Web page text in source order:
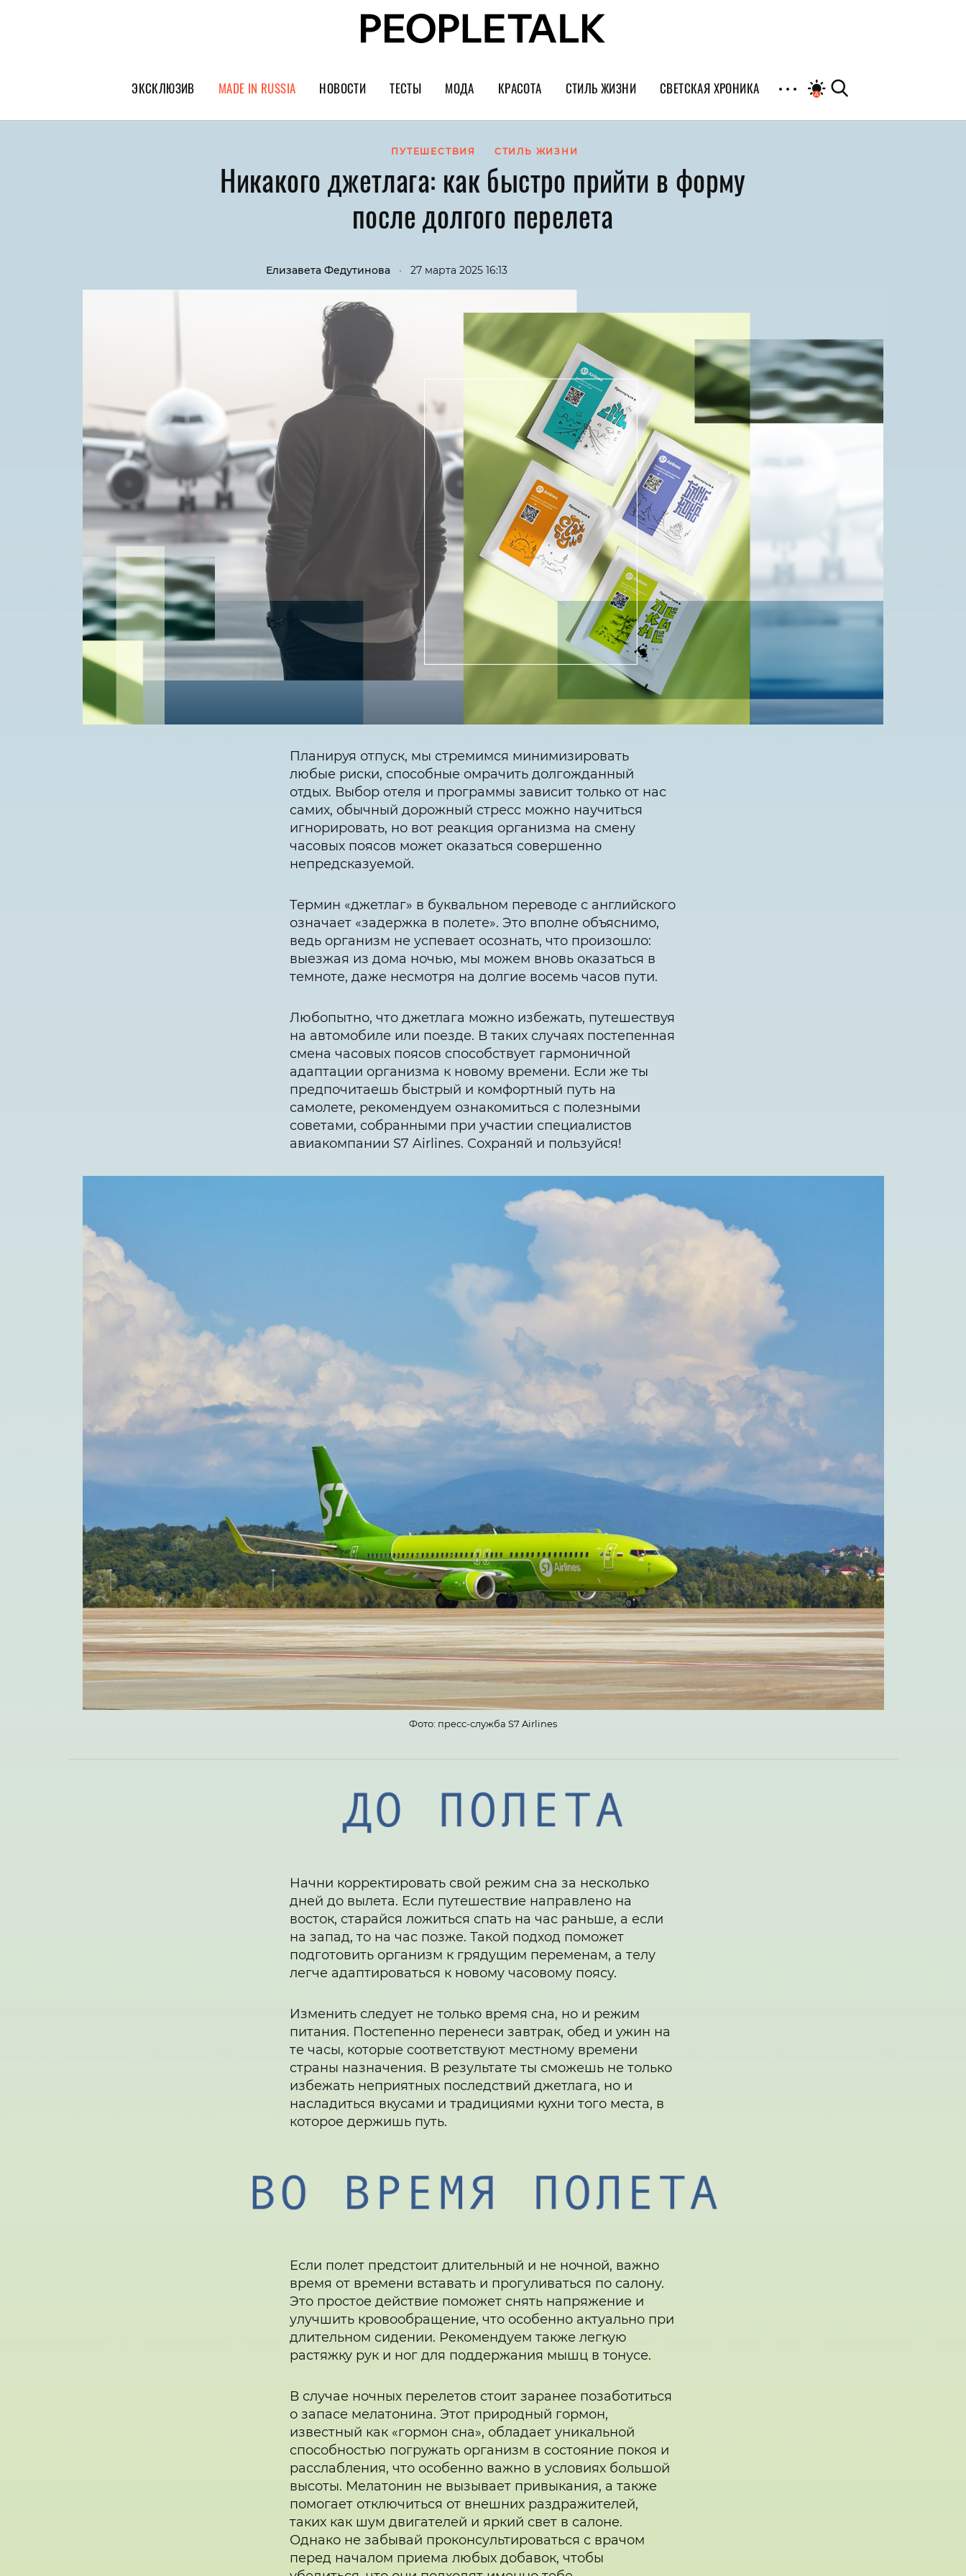
ЭКСКЛЮЗИВ
ГЕРОИ PEOPLETALK
MADE IN RUSSIA НОВОСТИ ТЕСТЫ МОДА
Тренды
Шопинг
Как носить
КРАСОТА
Уход за лицом
Волосы
Маникюр
Спорт
Пластика
СТИЛЬ ЖИЗНИ
Культура
Кино и сериалы
Еда и рестораны
Психология
Музыка
Дизайн
Гаджеты и авто
Мнение Редакции
СВЕТСКАЯ ХРОНИКА
ПУТЕШЕСТВИЯ СТИЛЬ ЖИЗНИ
Никакого джетлага: как быстро прийти в форму
после долгого перелета
Елизавета Федутинова • 27 марта 2025 16:13
Планируя отпуск, мы стремимся минимизировать
любые риски, способные омрачить долгожданный
отдых. Выбор отеля и программы зависит только от нас
самих, обычный дорожный стресс можно научиться
игнорировать, но вот реакция организма на смену
часовых поясов может оказаться совершенно
непредсказуемой.
Термин «джетлаг» в буквальном переводе с английского
означает «задержка в полете». Это вполне объяснимо,
ведь организм не успевает осознать, что произошло:
выезжая из дома ночью, мы можем вновь оказаться в
темноте, даже несмотря на долгие восемь часов пути.
Любопытно, что джетлага можно избежать, путешествуя
на автомобиле или поезде. В таких случаях постепенная
смена часовых поясов способствует гармоничной
адаптации организма к новому времени. Если же ты
предпочитаешь быстрый и комфортный путь на
самолете, рекомендуем ознакомиться с полезными
советами, собранными при участии специалистов
авиакомпании S7 Airlines. Сохраняй и пользуйся!
Фото: пресс-служба S7 Airlines
Начни корректировать свой режим сна за несколько
дней до вылета. Если путешествие направлено на
восток, старайся ложиться спать на час раньше, а если
на запад, то на час позже. Такой подход поможет
подготовить организм к грядущим переменам, а телу
легче адаптироваться к новому часовому поясу.
Изменить следует не только время сна, но и режим
питания. Постепенно перенеси завтрак, обед и ужин на
те часы, которые соответствуют местному времени
страны назначения. В результате ты сможешь не только
избежать неприятных последствий джетлага, но и
насладиться вкусами и традициями кухни того места, в
которое держишь путь.
Если полет предстоит длительный и не ночной, важно
время от времени вставать и прогуливаться по салону.
Это простое действие поможет снять напряжение и
улучшить кровообращение, что особенно актуально при
длительном сидении. Рекомендуем также легкую
растяжку рук и ног для поддержания мышц в тонусе.
В случае ночных перелетов стоит заранее позаботиться
о запасе мелатонина. Этот природный гормон,
известный как «гормон сна», обладает уникальной
способностью погружать организм в состояние покоя и
расслабления, что особенно важно в условиях большой
высоты. Мелатонин не вызывает привыкания, а также
помогает отключиться от внешних раздражителей,
таких как шум двигателей и яркий свет в салоне.
Однако не забывай проконсультироваться с врачом
перед началом приема любых добавок, чтобы